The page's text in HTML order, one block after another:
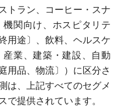
トラン、コーヒー・スナ
関向け、ホスピタリテ
用途〕、飲料、ヘルスケ
業、建築・建設、自動
用品、物流〕）に区分さ
は、上記すべてのセグメ
で提供されています。